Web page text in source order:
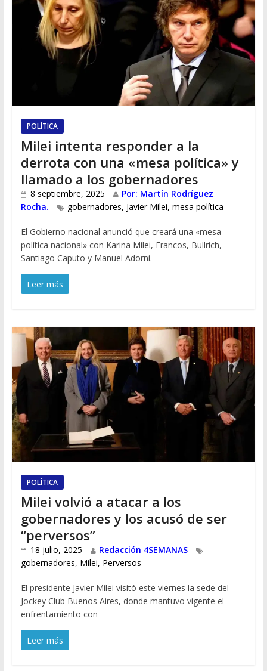
POLÍTICA
Milei intenta responder a la
derrota con una «mesa política» y
llamado a los gobernadores
8 septiembre, 2025
Por: Martín Rodríguez
Rocha.
gobernadores, Javier Milei, mesa política
El Gobierno nacional anunció que creará una «mesa
política nacional» con Karina Milei, Francos, Bullrich,
Santiago Caputo y Manuel Adorni.
Leer más
POLÍTICA
Milei volvió a atacar a los
gobernadores y los acusó de ser
“perversos”
18 julio, 2025
Redacción 4SEMANAS
gobernadores, Milei, Perversos
El presidente Javier Milei visitó este viernes la sede del
Jockey Club Buenos Aires, donde mantuvo vigente el
enfrentamiento con
Leer más